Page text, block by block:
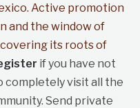
Active promotion
and the window of
its roots of
if you have not
completely visit all the
Send private